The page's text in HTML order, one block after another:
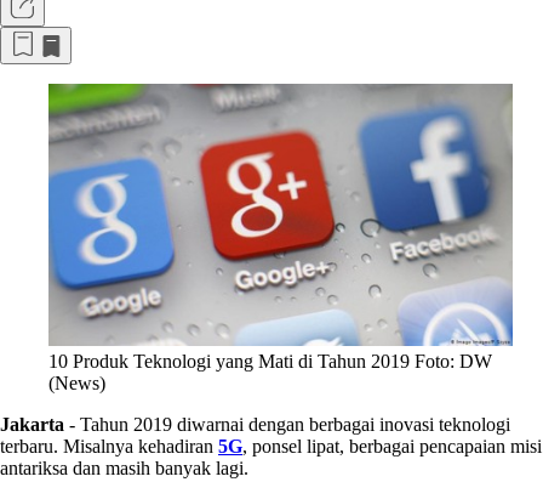
10 Produk Teknologi yang Mati di Tahun 2019 Foto: DW
(News)
Jakarta - Tahun 2019 diwarnai dengan berbagai inovasi teknologi
terbaru. Misalnya kehadiran 5G, ponsel lipat, berbagai pencapaian misi
antariksa dan masih banyak lagi.